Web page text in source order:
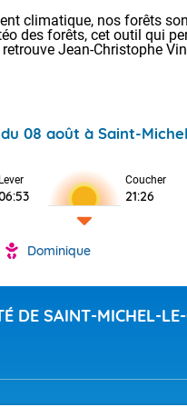
Au niveau
climatique, nos forêts
des forêts, cet outil qui
Jean-Christophe
08 août à Saint-
Lever Coucher
21:26
Dominique
DE SAINT-MICHEL-
Voici les
: 22/28 Paris
Clermont-Fd
Limoges :
Lille : 22/29
Très
(83), et